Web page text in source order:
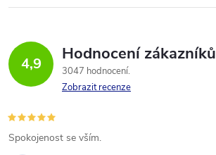
4,9 Hodnocení zákazníků
3047 hodnocení
Zobrazit recenze
Spokojenost se vším.